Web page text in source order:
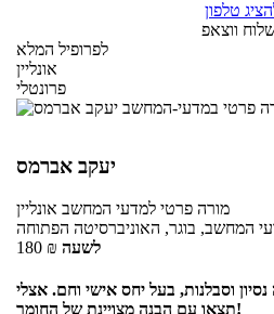
טלפון
ווצאפ
לפרופיל המלא
אונליין
פרונטלי
יעקב אברמס
מורה פרטי למדעי המחשב אונליין
המחשב, בוגר, האוניברסיטה הפתוחה
180 ₪ לשעה
וסבלנות, בעל יחס אישי וחם. אצלי
תצאו עם הבנה מצויינת של החומר!